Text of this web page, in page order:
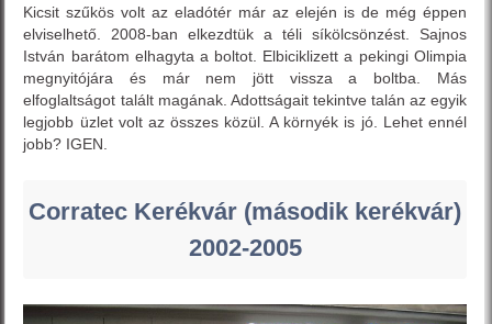
Kicsit szűkös volt az eladótér már az elején is de még éppen
elviselhető. 2008-ban elkezdtük a téli síkölcsönzést. Sajnos
István barátom elhagyta a boltot. Elbiciklizett a pekingi Olimpia
megnyitójára és már nem jött vissza a boltba. Más
elfoglaltságot talált magának. Adottságait tekintve talán az egyik
legjobb üzlet volt az összes közül. A környék is jó. Lehet ennél
jobb? IGEN.
Corratec Kerékvár (második kerékvár)
2002-2005